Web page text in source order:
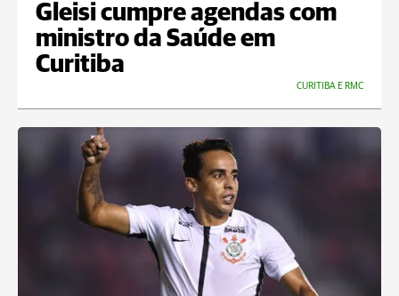
Gleisi cumpre agendas com
ministro da Saúde em
Curitiba
CURITIBA E RMC